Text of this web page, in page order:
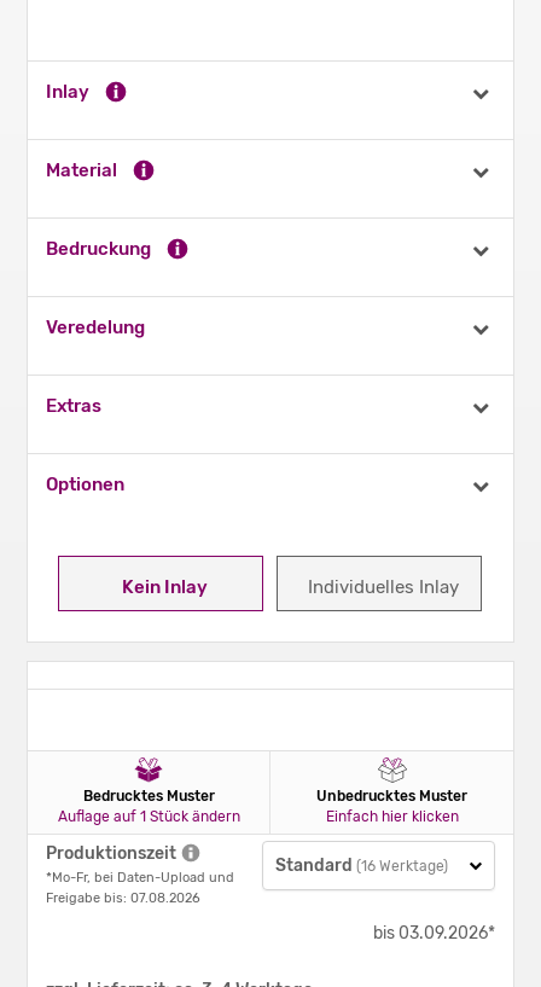
Kein Inlay Individuelles Inlay
Inlay
Material
Bedruckung
Veredelung
Extras
Optionen
Bedrucktes Muster
Auflage auf 1 Stück ändern
Unbedrucktes Muster
Einfach hier klicken
Produktionszeit
*Mo-Fr, bei Daten-Upload und
Freigabe bis: 07.08.2026
Standard (16 Werktage)
bis 03.09.2026*